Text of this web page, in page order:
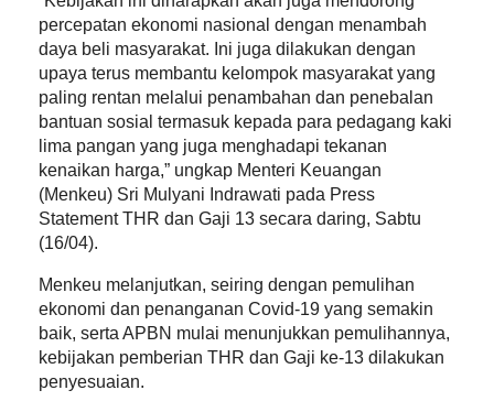
percepatan ekonomi nasional dengan menambah
daya beli masyarakat. Ini juga dilakukan dengan
upaya terus membantu kelompok masyarakat yang
paling rentan melalui penambahan dan penebalan
bantuan sosial termasuk kepada para pedagang kaki
lima pangan yang juga menghadapi tekanan
kenaikan harga,” ungkap Menteri Keuangan
(Menkeu) Sri Mulyani Indrawati pada Press
Statement THR dan Gaji 13 secara daring, Sabtu
(16/04).
Menkeu melanjutkan, seiring dengan pemulihan
ekonomi dan penanganan Covid-19 yang semakin
baik, serta APBN mulai menunjukkan pemulihannya,
kebijakan pemberian THR dan Gaji ke-13 dilakukan
penyesuaian.